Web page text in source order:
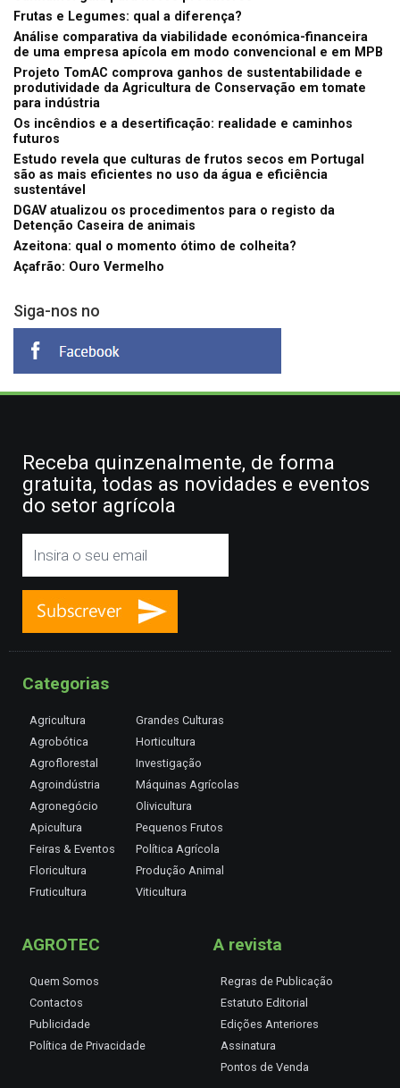
Frutas e Legumes: qual a diferença?
Análise comparativa da viabilidade económica-financeira
de uma empresa apícola em modo convencional e em MPB
Projeto TomAC comprova ganhos de sustentabilidade e
produtividade da Agricultura de Conservação em tomate
para indústria
Os incêndios e a desertificação: realidade e caminhos
futuros
Estudo revela que culturas de frutos secos em Portugal
são as mais eficientes no uso da água e eficiência
sustentável
DGAV atualizou os procedimentos para o registo da
Detenção Caseira de animais
Azeitona: qual o momento ótimo de colheita?
Açafrão: Ouro Vermelho
Siga-nos no
Receba quinzenalmente, de forma
gratuita, todas as novidades e eventos
do setor agrícola
Categorias
Agricultura
Agrobótica
Agroflorestal
Agroindústria
Agronegócio
Apicultura
Feiras & Eventos
Floricultura
Fruticultura
Grandes Culturas
Horticultura
Investigação
Máquinas Agrícolas
Olivicultura
Pequenos Frutos
Política Agrícola
Produção Animal
Viticultura
AGROTEC
Quem Somos
Contactos
Publicidade
Política de Privacidade
A revista
Regras de Publicação
Estatuto Editorial
Edições Anteriores
Assinatura
Pontos de Venda